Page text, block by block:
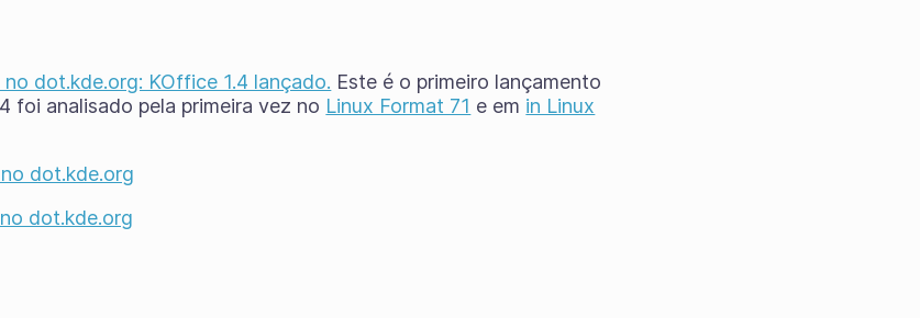
no dot.kde.org: KOffice 1.4 lançado. Este é o primeiro lançamento
foi analisado pela primeira vez no Linux Format 71 e em in Linux
dot.kde.org
dot.kde.org